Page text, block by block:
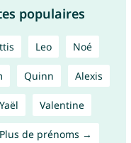
populaires
Leo Noé
Quinn Alexis
Yaël Valentine
Plus de prénoms →